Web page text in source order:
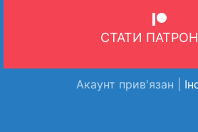
СТАТИ
Акаунт прив'язан |